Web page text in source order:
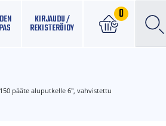
0
KIRJAUDU /
REKISTERÖIDY
pääte aluputkelle 6", vahvistettu